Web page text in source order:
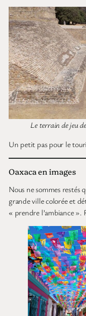
Le terrain de jeu
Un petit pas pour le
Oaxaca en images
Nous ne sommes restés
grande ville colorée et
« prendre l’ambiance ».